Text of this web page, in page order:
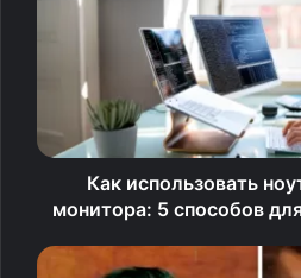
открыт он или закрыт.
Как использовать
монитора: 5 способов